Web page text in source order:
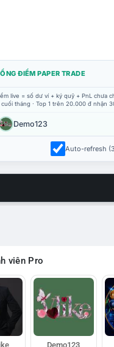
ĐIỂM PAPER TRADE
live = số dư ví + ký quỹ + PnL chưa
tháng · Top 1 trên 20.000 đ nhận
Demo123
Auto-refresh
viên Pro
Demo123